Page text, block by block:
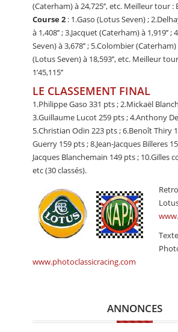
(Caterham) à 24,725’’, etc. Meilleur tour :
Course 2 : 1.Gaso (Lotus Seven) ;
à 1,408’’ ; 3.Jacquet (Caterham) à 1,919’’
Seven) à 3,678’’ ; 5.Colombier (Caterham)
(Lotus Seven) à 18,593’’, etc. Meilleur
1’45,115’’
LE CLASSEMENT FINAL
1.Philippe Gaso 331 pts ; 2.Mickaël
3.Guillaume Lucot 259 pts ; 4.Anthony
5.Christian Odin 223 pts ; 6.Benoît Thiry
Guerry 159 pts ; 8.Jean-Jacques Billeres
Jacques Blanchemain 149 pts ; 10.Gilles
etc (30 classés).
www.photoclassicracing.com
ANNONCES